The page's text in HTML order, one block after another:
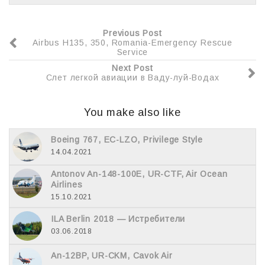
Previous Post
Airbus H135, 350, Romania-Emergency Rescue
Service
Next Post
Слет легкой авиации в Ваду-луй-Водах
You make also like
Boeing 767, EC-LZO, Privilege Style
14.04.2021
Antonov An-148-100E, UR-CTF, Air Ocean
Airlines
15.10.2021
ILA Berlin 2018 — Истребители
03.06.2018
An-12BP, UR-CKM, Cavok Air